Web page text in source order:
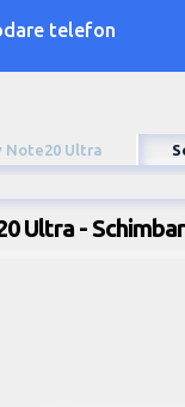
telefon
Note20 Ultra
Ultra -